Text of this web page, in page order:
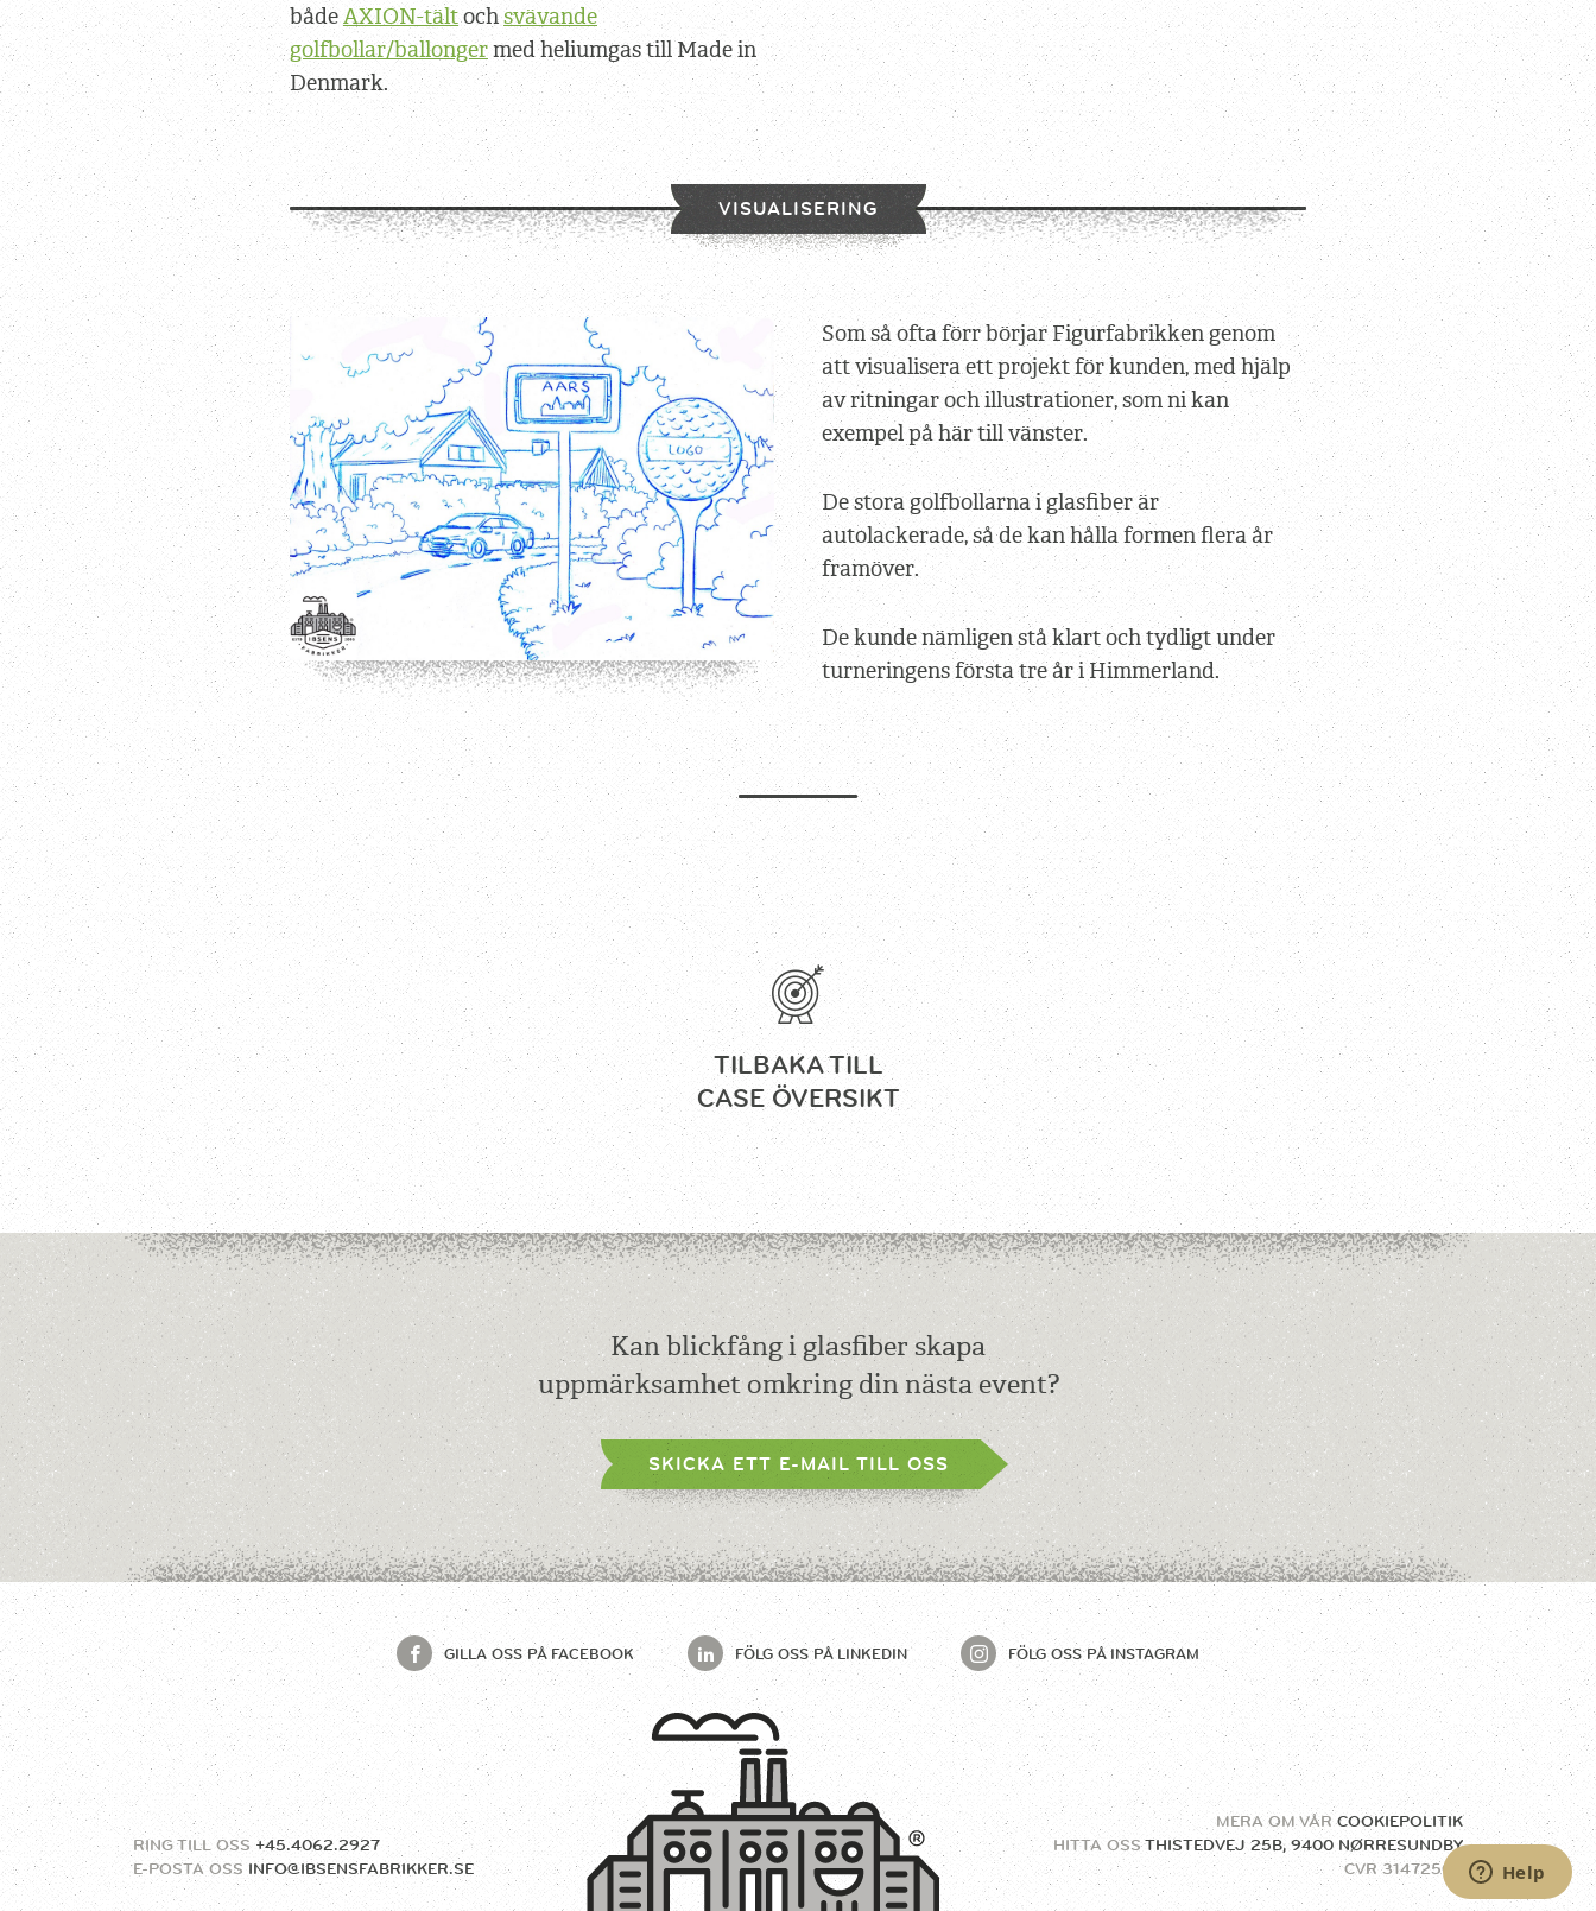
bådeAXION-tältochsvävande
golfbollar/ballongermed heliumgas till Made in
Denmark.
VISUALISERING
Som så ofta förr börjar Figurfabrikken genom
att visualisera ett projekt för kunden, med hjälp
av ritningar och illustrationer, som ni kan
exempel på här till vänster.
De stora golfbollarna i glasfiber är
autolackerade, så de kan hålla formen flera år
framöver.
De kunde nämligen stå klart och tydligt under
turneringens första tre år i Himmerland.
TILBAKA TILL
CASE ÖVERSIKT
Kan blickfång i glasfiber skapa
uppmärksamhet omkring din nästa event?
SKICKA ETT E-MAIL TILL OSS
GILLA OSS PÅ FACEBOOK FÖLG OSS PÅ LINKEDIN FÖLG OSS PÅINSTAGRAM
RING TILL OSS +45.4062.2927
E-POSTA OSS INFO@IBSENSFABRIKKER.SE
MERA OM VÅR COOKIEPOLITIK
HITTA OSS THISTEDVEJ 25B, 9400 NØRRESUNDBY
CVR 31472504